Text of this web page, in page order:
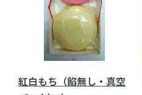
紅白もち（餡無し・真空